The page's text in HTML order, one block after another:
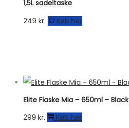
1,5L sadeltaske
249 kr. Køb her
Elite Flaske Mia – 650ml – Black
299 kr. Køb her